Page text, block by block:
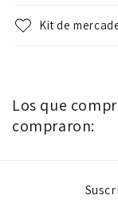
Kit de
Los que
compraron: